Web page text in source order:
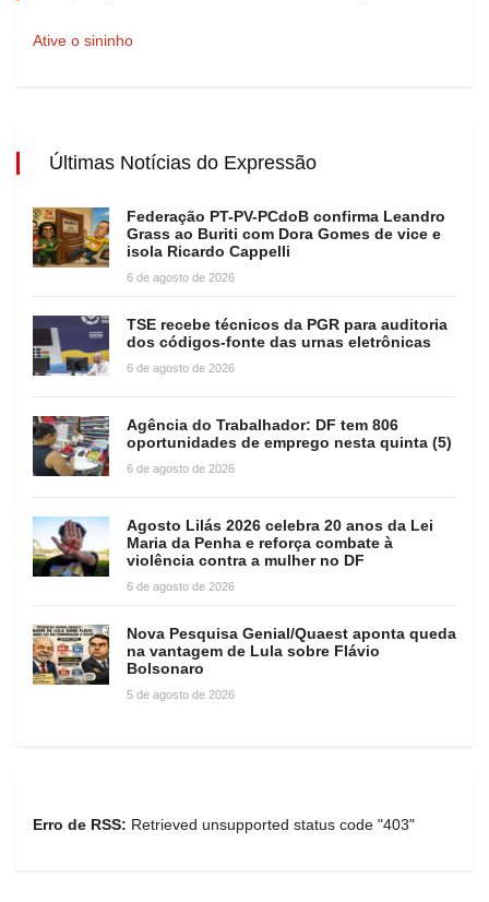
Ative o sininho
Últimas Notícias do Expressão
Federação PT-PV-PCdoB confirma Leandro
Grass ao Buriti com Dora Gomes de vice e
isola Ricardo Cappelli
6 de agosto de 2026
TSE recebe técnicos da PGR para auditoria
dos códigos-fonte das urnas eletrônicas
6 de agosto de 2026
Agência do Trabalhador: DF tem 806
oportunidades de emprego nesta quinta (5)
6 de agosto de 2026
Agosto Lilás 2026 celebra 20 anos da Lei
Maria da Penha e reforça combate à
violência contra a mulher no DF
6 de agosto de 2026
Nova Pesquisa Genial/Quaest aponta queda
na vantagem de Lula sobre Flávio
Bolsonaro
5 de agosto de 2026
Erro de RSS: Retrieved unsupported status code "403"